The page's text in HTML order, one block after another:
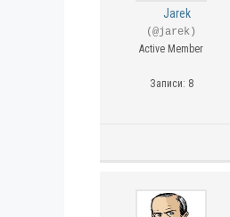
Jarek
(@jarek)
Active Member
Записи: 8